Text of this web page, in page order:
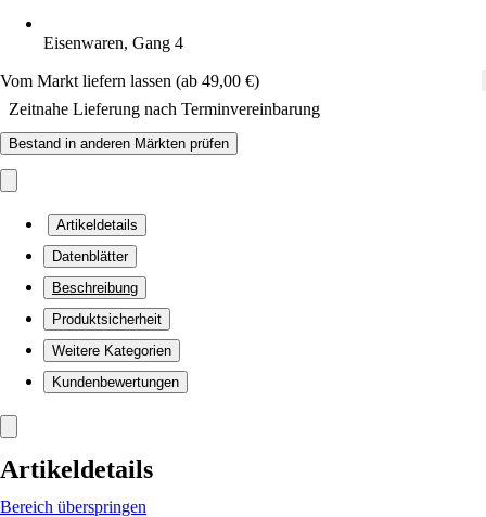
Eisenwaren, Gang 4
Vom Markt liefern lassen (ab 49,00 €)
Zeitnahe Lieferung nach Terminvereinbarung
Bestand in anderen Märkten prüfen
Artikeldetails
Datenblätter
Beschreibung
Produktsicherheit
Weitere Kategorien
Kundenbewertungen
Artikeldetails
Bereich überspringen